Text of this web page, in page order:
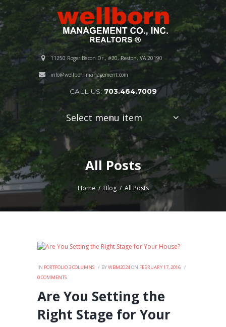
11250 Roger Bacon Dr., #20, Reston, VA 20190
info@wellbornmanagement.com
CALL US: 703.464.7009
Select menu item
All Posts
Home Blog All Posts
IN PORTFOLIO 3 COLUMNS BYWBM2024ON FEBRUARY 17, 2016
0COMMENTS
Are You Setting the
Right Stage for Your